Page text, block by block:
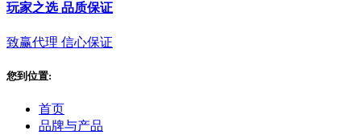
玩家之选 品质保证
致赢代理 信心保证
您到位置:
首页
品牌与产品